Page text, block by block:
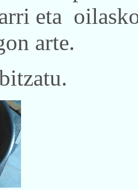
eta
arte.